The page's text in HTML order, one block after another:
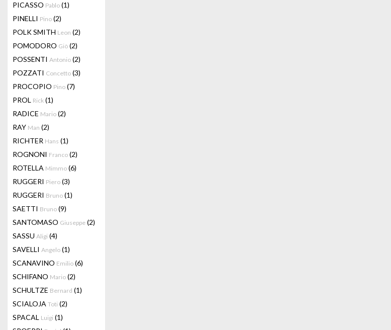
PICASSO Pablo (1)
PINELLI Pino (2)
POLK SMITH Leon (2)
POMODORO Giò (2)
POSSENTI Antonio (2)
POZZATI Concetto (3)
PROCOPIO Pino (7)
PROL Rick (1)
RADICE Mario (2)
RAY Man (2)
RICHTER Hans (1)
ROGNONI Franco (2)
ROTELLA Mimmo (6)
RUGGERI Piero (3)
RUGGERI Bruno (1)
SAETTI Bruno (9)
SANTOMASO Giuseppe (2)
SASSU Aligi (4)
SAVELLI Angelo (1)
SCANAVINO Emilio (6)
SCHIFANO Mario (2)
SCHULTZE Bernard (1)
SCIALOJA Toti (2)
SPACAL Luigi (1)